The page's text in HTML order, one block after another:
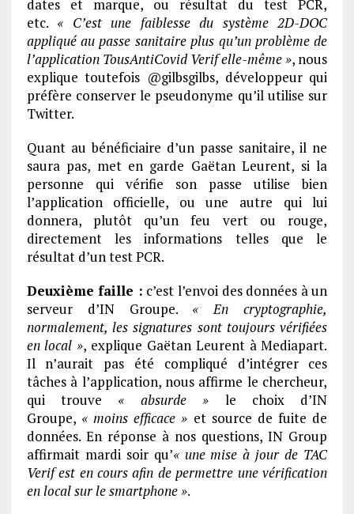
dates et marque, ou résultat du test PCR,
etc. « C’est une faiblesse du système 2D-DOC
appliqué au passe sanitaire plus qu’un problème de
l’application TousAntiCovid Verif elle-même », nous
explique toutefois @gilbsgilbs, développeur qui
préfère conserver le pseudonyme qu’il utilise sur
Twitter.
Quant au bénéficiaire d’un passe sanitaire, il ne
saura pas, met en garde Gaëtan Leurent, si la
personne qui vérifie son passe utilise bien
l’application officielle, ou une autre qui lui
donnera, plutôt qu’un feu vert ou rouge,
directement les informations telles que le
résultat d’un test PCR.
Deuxième faille : c’est l’envoi des données à un
serveur d’IN Groupe. « En cryptographie,
normalement, les signatures sont toujours vérifiées
en local », explique Gaëtan Leurent à Mediapart.
Il n’aurait pas été compliqué d’intégrer ces
tâches à l’application, nous affirme le chercheur,
qui trouve « absurde » le choix d’IN
Groupe, « moins efficace » et source de fuite de
données. En réponse à nos questions, IN Group
affirmait mardi soir qu’« une mise a jour de TAC
Verif est en cours afin de permettre une verification
en local sur le smartphone ».